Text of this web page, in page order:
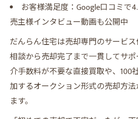
だんらん住宅のリフォー
売却時に有効なリフォーム
プレミアム不動産売却で
術
お客様満足度：Google口コミで
売主様インタビュー動画も公開中
だんらん住宅は売却専門のサービス
相談から売却完了まで一貫してサ
介手数料が不要な直接買取や、100
加するオークション形式の売却方
ます。